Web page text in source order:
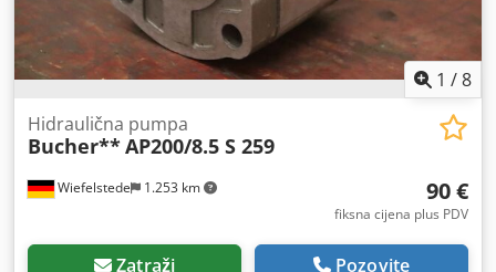
1 /8
Wiefelstede 1.253 km
Hidraulična pumpa
Bucher**AP200/8.5 S 259
90 €
fiksna cijena plus PDV
Zatraži Pozovite